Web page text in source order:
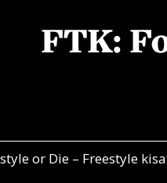
FTK:
or Die – Freestyle